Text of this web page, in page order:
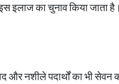
का चुनाव किया जाता है।
नशीले पदार्थों का भी सेवन